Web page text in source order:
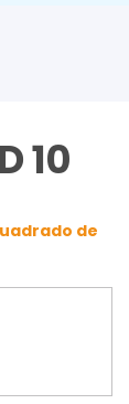
10
de